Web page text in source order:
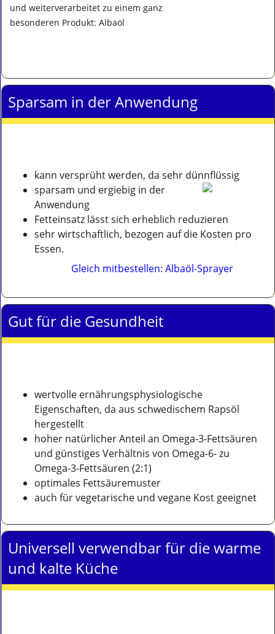
und weiterverarbeitet zu einem ganz
besonderen Produkt: Albaöl
Sparsam in der Anwendung
kann versprüht werden, da sehr dünnflüssig
sparsam und ergiebig in der
Anwendung
Fetteinsatz lässt sich erheblich reduzieren
sehr wirtschaftlich, bezogen auf die Kosten pro
Essen.
Gleich mitbestellen: Albaöl-Sprayer
Gut für die Gesundheit
wertvolle ernährungsphysiologische
Eigenschaften, da aus schwedischem Rapsöl
hergestellt
hoher natürlicher Anteil an Omega-3-Fettsäuren
und günstiges Verhältnis von Omega-6- zu
Omega-3-Fettsäuren (2:1)
optimales Fettsäuremuster
auch für vegetarische und vegane Kost geeignet
Universell verwendbar für die warme
und kalte Küche